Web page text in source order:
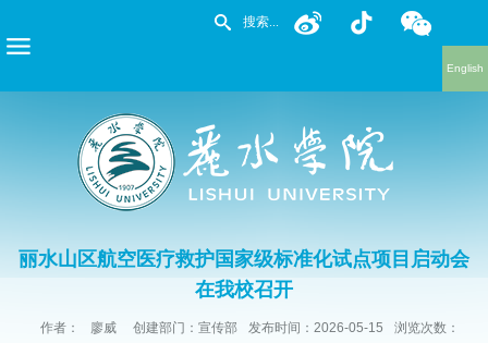
English
丽水山区航空医疗救护国家级标准化试点项目启动会
在我校召开
作者： 廖威 创建部门：宣传部 发布时间：2026-05-15
浏览次数：